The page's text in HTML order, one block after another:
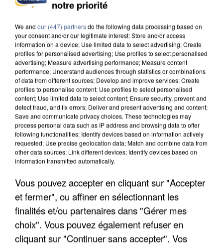
INCENDIES : L’ÎLE-DE-FRANCE LANCE UN ÉLAN
DE SOLIDARITÉ AVEC LES...
APRÈS TOUTES CES CANICULES, LES REFUGES
DE FAUNE SAUVAGE SONT...
notre priorité
We and our (447) partnersdo the following data processing based on
your consent and/or our legitimate interest: Store and/or access
information on a device; Use limited data to select advertising; Create
profiles for personalised advertising; Use profiles to select personalised
advertising; Measure advertising performance; Measure content
performance; Understand audiences through statistics or combinations
of data from different sources; Develop and improve services; Create
profiles to personalise content; Use profiles to select personalised
content; Use limited data to select content; Ensure security, prevent and
detect fraud, and fix errors; Deliver and present advertising and content;
Save and communicate privacy choices. These technologies may
process personal data such as IP address and browsing data to offer
following functionalities: Identify devices based on information actively
requested; Use precise geolocation data; Match and combine data from
other data sources; Link different devices; Identify devices based on
information transmitted automatically.
Vous pouvez accepter en cliquant sur "Accepter
et fermer", ou affiner en sélectionnant les
finalités et/ou partenaires dans "Gérer mes
choix". Vous pouvez également refuser en
cliquant sur "Continuer sans accepter". Vos